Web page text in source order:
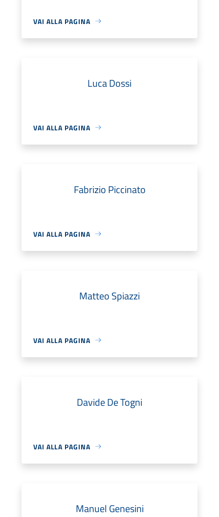
VAI ALLA PAGINA
Luca Dossi
VAI ALLA PAGINA
Fabrizio Piccinato
VAI ALLA PAGINA
Matteo Spiazzi
VAI ALLA PAGINA
Davide De Togni
VAI ALLA PAGINA
Manuel Genesini